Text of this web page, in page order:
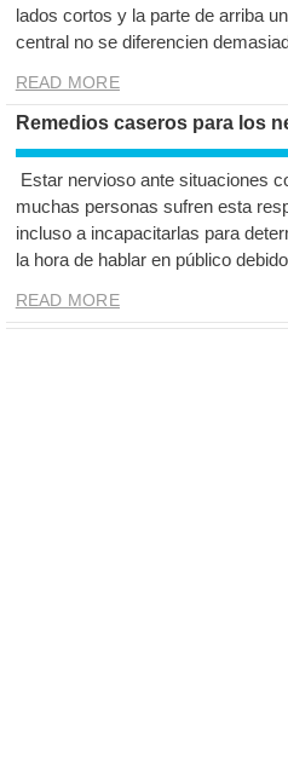
lados cortos y la parte de arriba
central no se diferencien
READ MORE
Remedios caseros para los
Estar nervioso ante situaciones
muchas personas sufren esta
incluso a incapacitarlas para
la hora de hablar en público
READ MORE